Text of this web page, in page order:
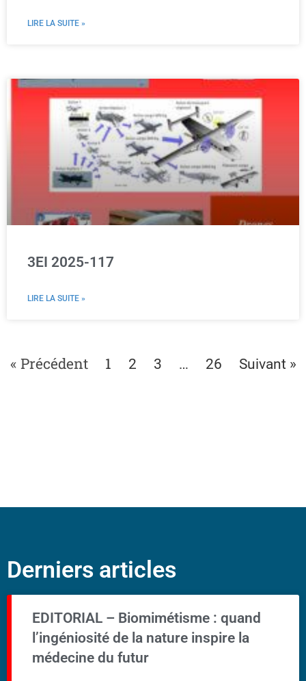
LIRE LA SUITE »
3EI 2025-117
LIRE LA SUITE »
« Précédent 1 2 3 … 26 Suivant »
Derniers articles
EDITORIAL – Biomimétisme : quand
l’ingéniosité de la nature inspire la
médecine du futur